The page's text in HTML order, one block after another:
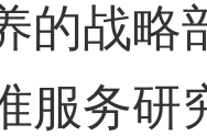
的战略
服务研